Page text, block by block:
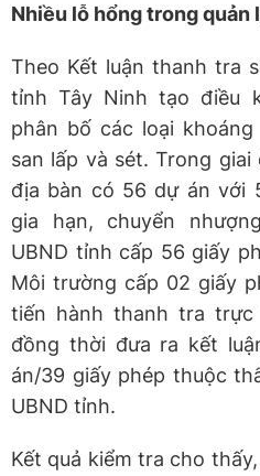
Nhiều lỗ hổng trong quản
Theo Kết luận thanh tra
tỉnh Tây Ninh tạo điều
phân bố các loại
san lấp và sét. Trong
địa bàn có 56 dự án với
gia hạn, chuyển
UBND tỉnh cấp 56 giấy
Môi trường cấp 02 giấy
tiến hành thanh tra
đồng thời đưa ra kết
án/39 giấy phép thuộc
UBND tỉnh.
Kết quả kiểm tra cho